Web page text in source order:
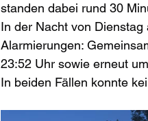
standen dabei rund 30
In der Nacht von
Alarmierungen:
23:52 Uhr sowie erneut
In beiden Fällen konnte